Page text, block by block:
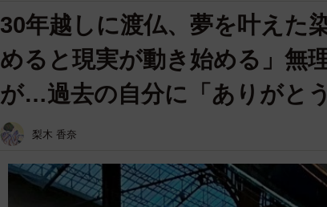
30年越しに渡仏、夢を叶えた
めると現実が動き始める」無
が…過去の自分に「ありがとう
梨木 香奈